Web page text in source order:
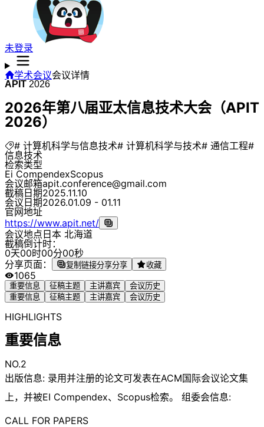
未登录
学术会议会议详情
APIT 2026
2026年第八届亚太信息技术大会（APIT
2026）
# 计算机科学与信息技术# 计算机科学与技术# 通信工程#
信息技术
检索类型
Ei CompendexScopus
会议邮箱apit.conference@gmail.com
截稿日期2025.11.10
会议日期2026.01.09 - 01.11
官网地址
https://www.apit.net/
会议地点日本 北海道
截稿倒计时：
0天00时00分00秒
分享页面：
复制链接分享分享 收藏
1065
重要信息 征稿主题 主讲嘉宾
会议历史
重要信息
征稿主题 主讲嘉宾 会议历史
HIGHLIGHTS
重要信息
NO.2
出版信息: 录用并注册的论文可发表在ACM国际会议论文集
上，并被EI Compendex、Scopus检索。 组委会信息:
CALL FOR PAPERS